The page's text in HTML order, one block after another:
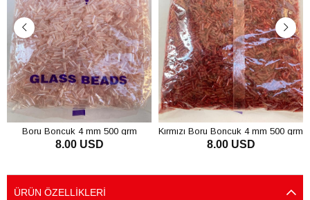
Boru Boncuk 4 mm 500 grm
8.00 USD
Kırmızı Boru Boncuk 4 mm 500 grm
8.00 USD
ÜRÜN ÖZELLIKLERI